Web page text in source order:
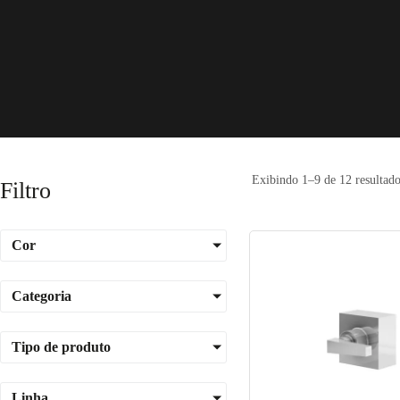
Filtro
Cor
Categoria
Tipo de produto
Exibindo 1–9 de 12